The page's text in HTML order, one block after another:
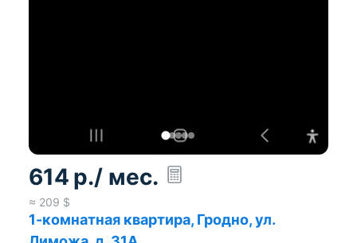
614 р./ мес.
≈ 209 $
1-комнатная квартира, Гродно, ул.